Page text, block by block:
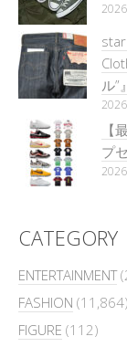
ル”
【
プ
CATEGORY
ENTERTAINMENT
FASHION (11,864)
FIGURE (112)